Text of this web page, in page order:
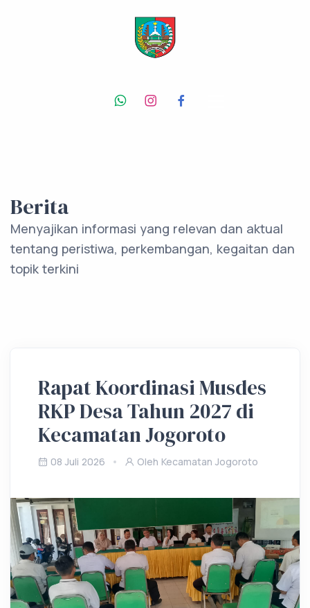
Berita
Menyajikan informasi yang relevan dan aktual
tentang peristiwa, perkembangan, kegaitan dan
topik terkini
Rapat Koordinasi Musdes
RKP Desa Tahun 2027 di
Kecamatan Jogoroto
08 Juli 2026 Oleh Kecamatan Jogoroto